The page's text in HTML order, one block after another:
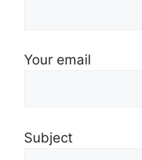
Your email
Subject